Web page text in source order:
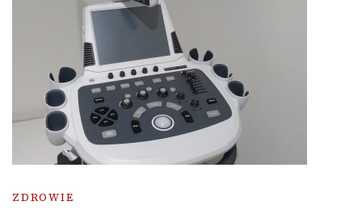
ZDROWIE